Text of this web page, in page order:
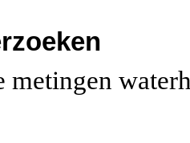
metingen